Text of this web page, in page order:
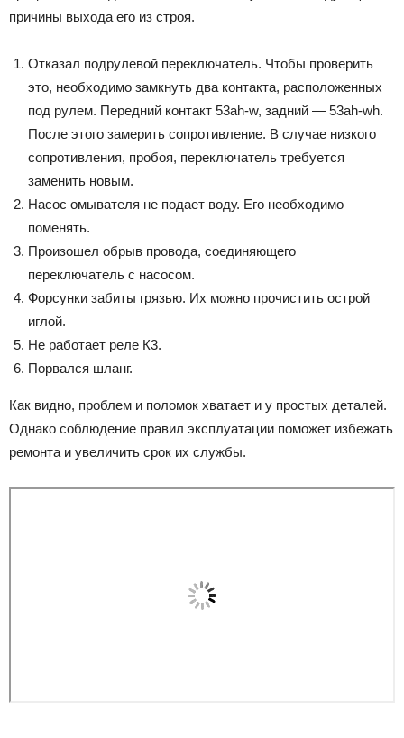
причины выхода его из строя.
Отказал подрулевой переключатель. Чтобы проверить
это, необходимо замкнуть два контакта, расположенных
под рулем. Передний контакт 53ah-w, задний — 53ah-wh.
После этого замерить сопротивление. В случае низкого
сопротивления, пробоя, переключатель требуется
заменить новым.
Насос омывателя не подает воду. Его необходимо
поменять.
Произошел обрыв провода, соединяющего
переключатель с насосом.
Форсунки забиты грязью. Их можно прочистить острой
иглой.
Не работает реле К3.
Порвался шланг.
Как видно, проблем и поломок хватает и у простых деталей.
Однако соблюдение правил эксплуатации поможет избежать
ремонта и увеличить срок их службы.